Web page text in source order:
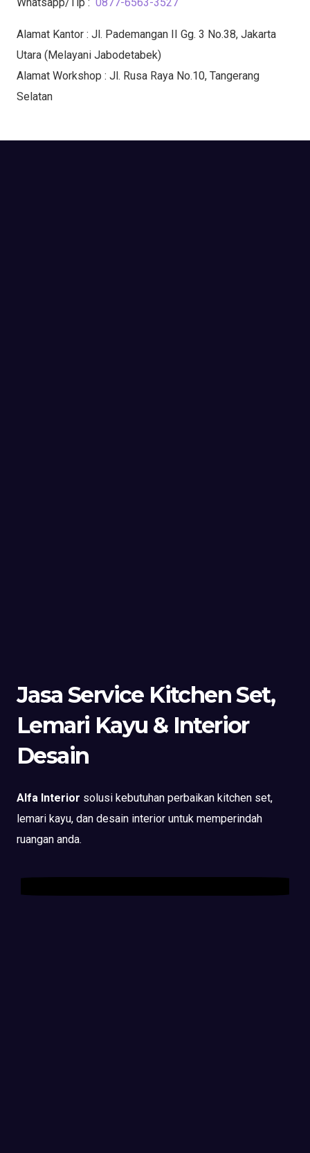
Alamat Kantor : Jl. Pademangan II Gg. 3 No.38, Jakarta
Utara (Melayani Jabodetabek)
Alamat Workshop : Jl. Rusa Raya No.10, Tangerang
Selatan
Jasa Service Kitchen Set,
Lemari Kayu & Interior
Desain
Alfa Interior solusi kebutuhan perbaikan kitchen set,
lemari kayu, dan desain interior untuk memperindah
ruangan anda.